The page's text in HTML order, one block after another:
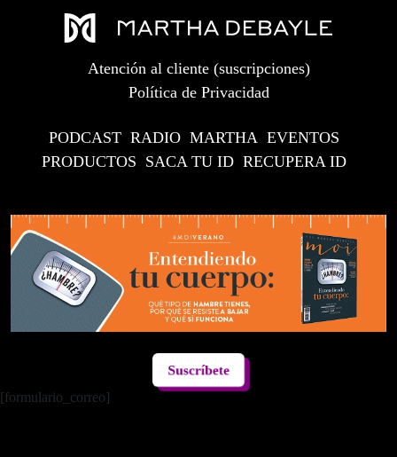
Atención al cliente (suscripciones)
Política de Privacidad
PODCAST RADIO MARTHA EVENTOS
PRODUCTOS SACA TU ID RECUPERA ID
Suscríbete
[formulario_correo]